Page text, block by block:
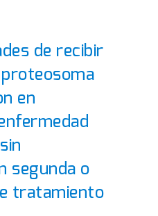
de recibir
en
segunda o
tratamiento